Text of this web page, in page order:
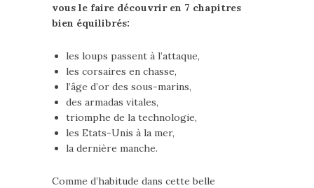
vous le faire découvrir en 7 chapitres
bien équilibrés:
les loups passent à l’attaque,
les corsaires en chasse,
l’âge d’or des sous-marins,
des armadas vitales,
triomphe de la technologie,
les Etats-Unis à la mer,
la dernière manche.
Comme d’habitude dans cette belle